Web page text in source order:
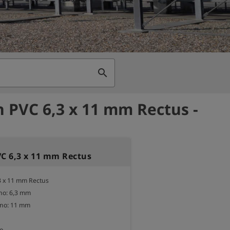
search
PVC 6,3 x 11 mm Rectus -
6,3 x 11 mm Rectus
x 11 mm Rectus
6,3 mm
11 mm